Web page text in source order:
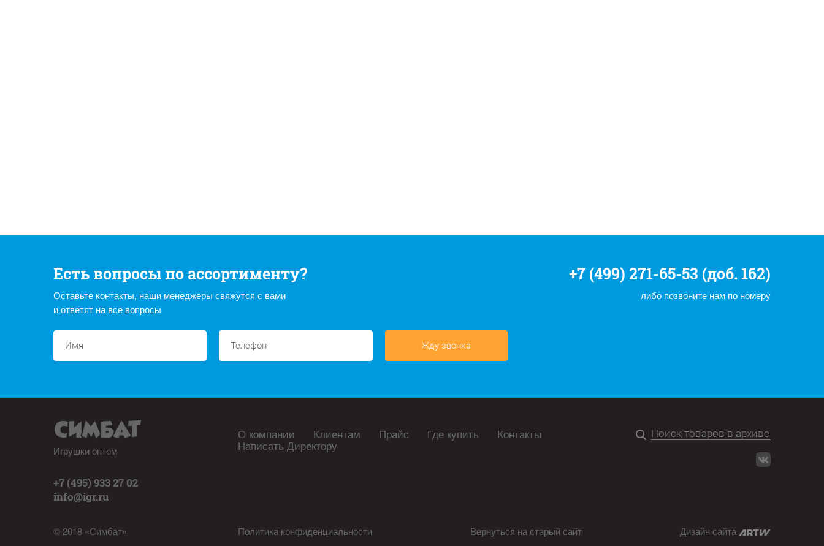
Есть вопросы по ассортименту?
Оставьте контакты, наши менеджеры свяжутся с вами
и ответят на все вопросы
+7 (499) 271-65-53 (доб. 162)
либо позвоните нам по номеру
Жду звонка
Игрушки оптом
+7 (495) 933 27 02
info@igr.ru
© 2018 «Симбат»
О компании Клиентам Прайс Где купить Контакты
Написать Директору
Политика конфиденциальности Вернуться на старый сайт Дизайн сайта